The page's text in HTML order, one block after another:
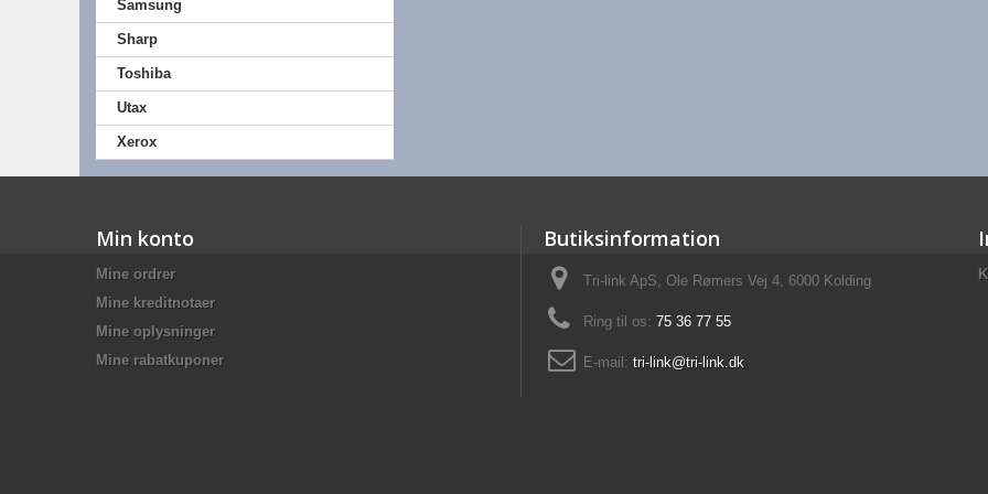
Samsung
Sharp
Toshiba
Utax
Xerox
Min konto
Mine ordrer
Mine kreditnotaer
Mine oplysninger
Mine rabatkuponer
Butiksinformation
Tri-link ApS, Ole Rømers Vej 4, 6000 Kolding
Ring til os: 75 36 77 55
E-mail: tri-link@tri-link.dk